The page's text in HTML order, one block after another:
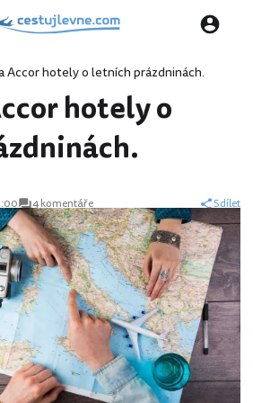
Accor hotely o letních prázdninách.
hotely o
4 komentáře Sdílet